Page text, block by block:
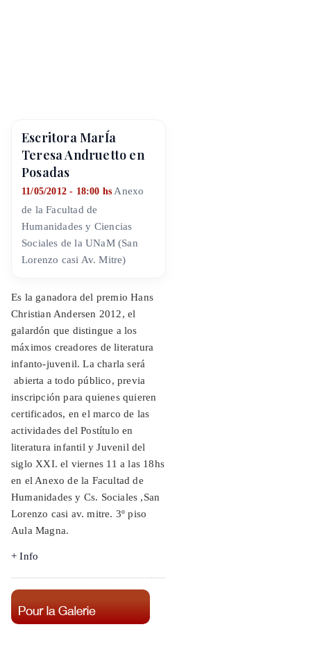
Escritora MarÍa
Teresa Andruetto en
Posadas
11/05/2012 - 18:00 hs Anexo
de la Facultad de
Humanidades y Ciencias
Sociales de la UNaM (San
Lorenzo casi Av. Mitre)
Es la ganadora del premio Hans
Christian Andersen 2012, el
galardón que distingue a los
máximos creadores de literatura
infanto-juvenil. La charla será
abierta a todo público, previa
inscripción para quienes quieren
certificados, en el marco de las
actividades del Postítulo en
literatura infantil y Juvenil del
siglo XXI. el viernes 11 a las 18hs
en el Anexo de la Facultad de
Humanidades y Cs. Sociales ,San
Lorenzo casi av. mitre. 3º piso
Aula Magna.
+ Info